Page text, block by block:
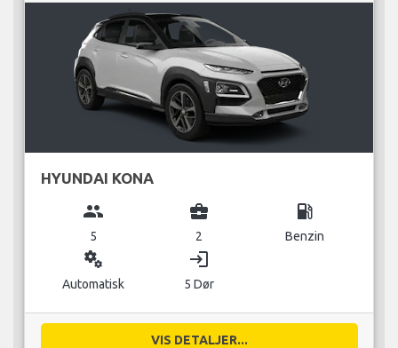
HYUNDAI KONA
group
5
business_center
2
local_gas_station
Benzin
miscellaneous_services
Automatisk
login
5 Dør
VIS DETALJER...